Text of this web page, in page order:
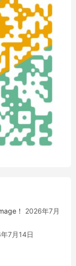
！
2026年7月
7月14日